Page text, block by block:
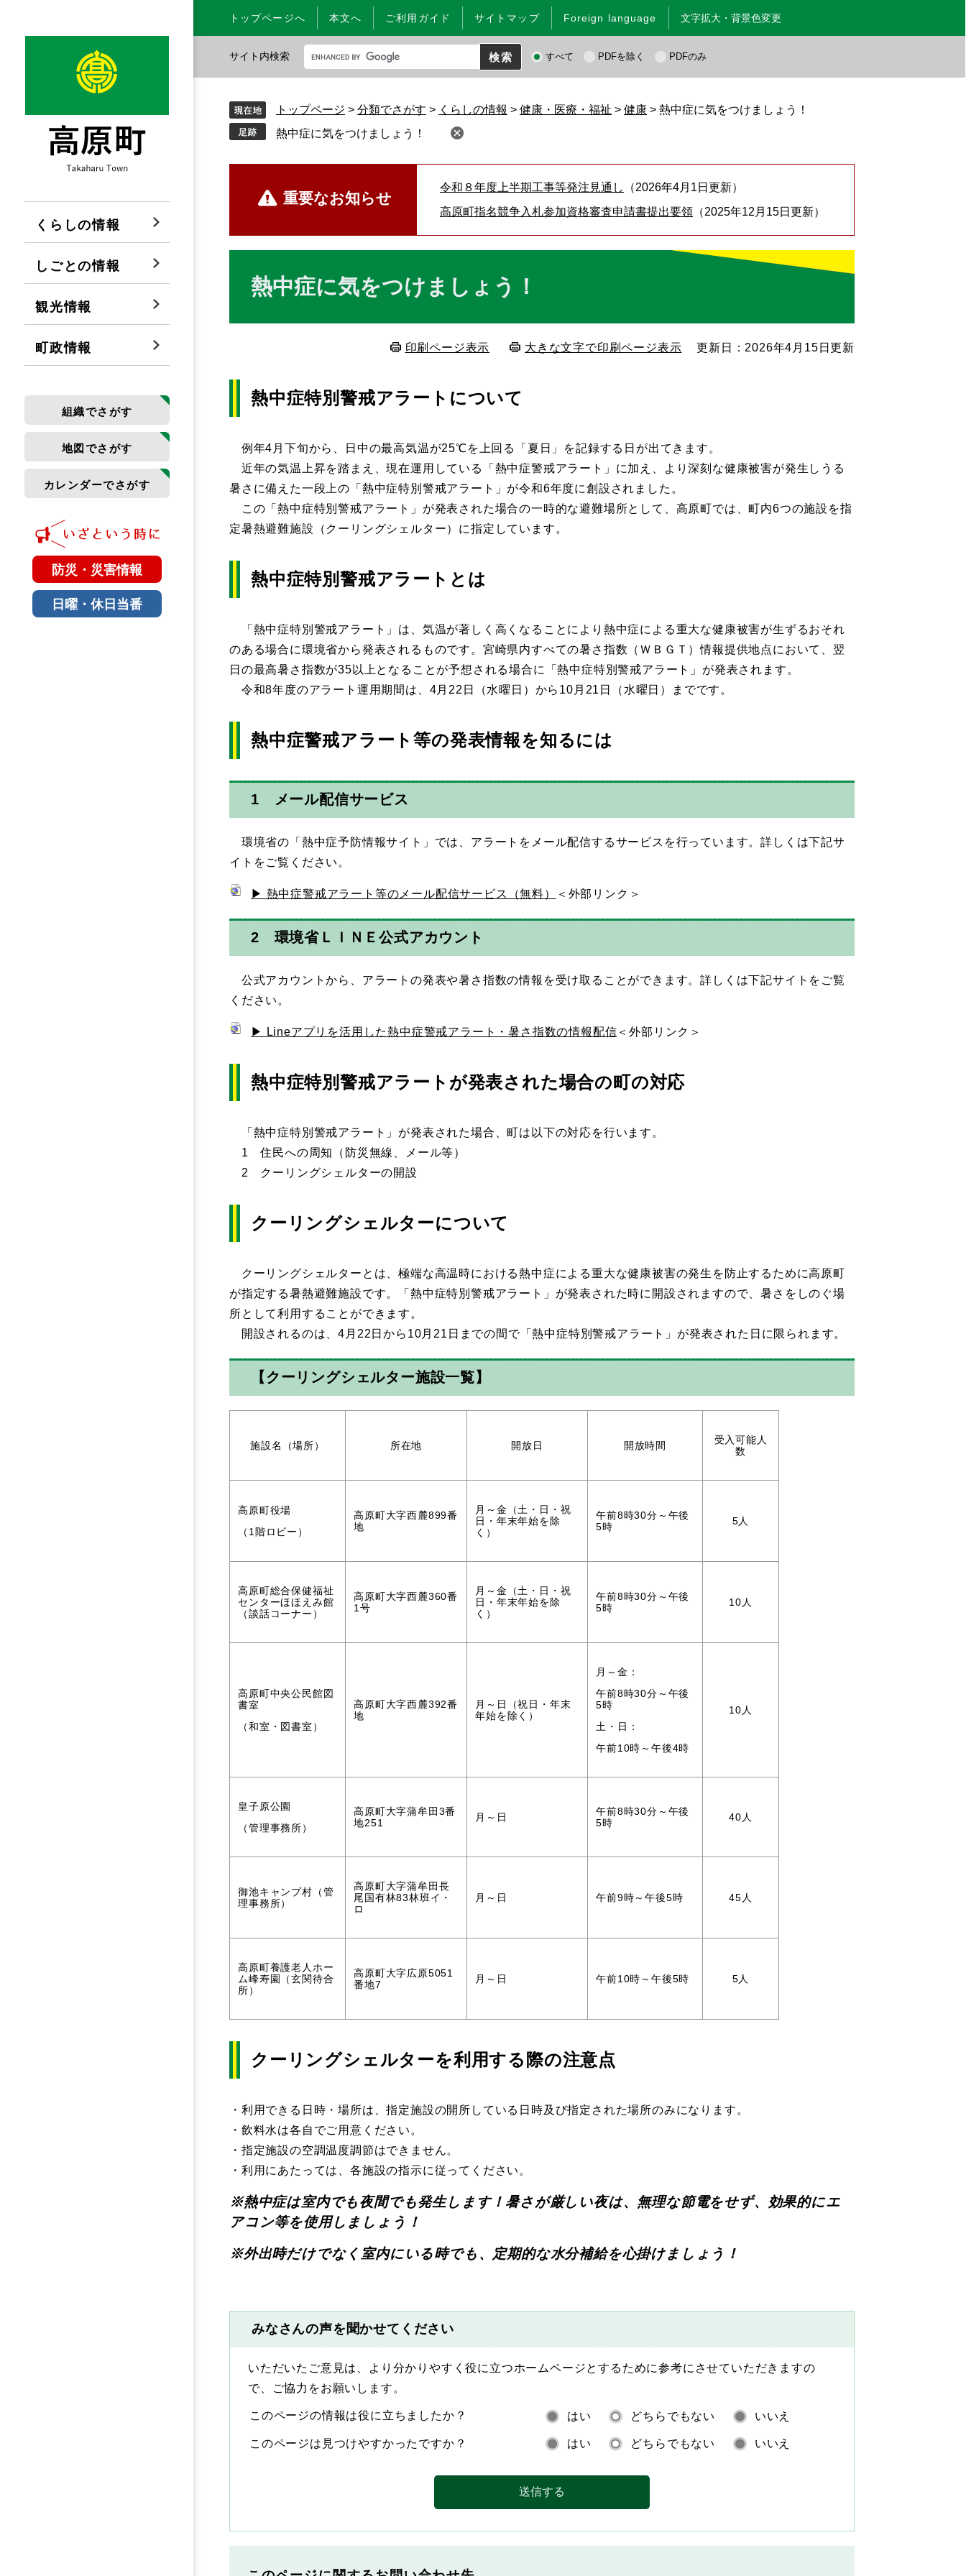
くらしの情報
しごとの情報
観光情報
町政情報
組織でさがす
地図でさがす
カレンダーでさがす
防災・災害情報
日曜・休日当番
トップページへ 本文へ ご利用ガイド サイトマップ Foreign language 文字拡大・背景色変更
サイト内検索
G
o
e
ム
検
検
象
すべて PDFを除く PDFのみ
トップページ > 分類でさがす > くらしの情報 > 健康・医療・福祉 > 健康 > 熱中症に気をつけましょう！
熱中症に気をつけましょう！
重要なお知らせ
令和８年度上半期工事等発注見通し
2026年4月1日更新
高原町指名競争入札参加資格審査申請書提出要領
2025年12月15日更新
熱中症に気をつけましょう！
印刷ページ表示 大きな文字で印刷ページ表示 更新日：2026年4月15日更新
熱中症特別警戒アラートについて
例年4月下旬から、日中の最高気温が25℃を上回る「夏日」を記録する日が出てきます。
近年の気温上昇を踏まえ、現在運用している「熱中症警戒アラート」に加え、より深刻な健康被害が発生しうる
暑さに備えた一段上の「熱中症特別警戒アラート」が令和6年度に創設されました。
この「熱中症特別警戒アラート」が発表された場合の一時的な避難場所として、高原町では、町内6つの施設を指
定暑熱避難施設（クーリングシェルター）に指定しています。
熱中症特別警戒アラートとは
「熱中症特別警戒アラート」は、気温が著しく高くなることにより熱中症による重大な健康被害が生ずるおそれ
のある場合に環境省から発表されるものです。宮崎県内すべての暑さ指数（ＷＢＧＴ）情報提供地点において、翌
日の最高暑さ指数が35以上となることが予想される場合に「熱中症特別警戒アラート」が発表されます。
令和8年度のアラート運用期間は、4月22日（水曜日）から10月21日（水曜日）までです。
熱中症警戒アラート等の発表情報を知るには
1 メール配信サービス
環境省の「熱中症予防情報サイト」では、アラートをメール配信するサービスを行っています。詳しくは下記サ
イトをご覧ください。
▶ 熱中症警戒アラート等のメール配信サービス（無料） ＜外部リンク＞
2 環境省ＬＩＮＥ公式アカウント
公式アカウントから、アラートの発表や暑さ指数の情報を受け取ることができます。詳しくは下記サイトをご覧
ください。
▶ Lineアプリを活用した熱中症警戒アラート・暑さ指数の情報配信 ＜外部リンク＞
熱中症特別警戒アラートが発表された場合の町の対応
「熱中症特別警戒アラート」が発表された場合、町は以下の対応を行います。
1 住民への周知（防災無線、メール等）
2 クーリングシェルターの開設
クーリングシェルターについて
クーリングシェルターとは、極端な高温時における熱中症による重大な健康被害の発生を防止するために高原町
が指定する暑熱避難施設です。「熱中症特別警戒アラート」が発表された時に開設されますので、暑さをしのぐ場
所として利用することができます。
開設されるのは、4月22日から10月21日までの間で「熱中症特別警戒アラート」が発表された日に限られます。
【クーリングシェルター施設一覧】
施設名（場所） 所在地 開放日 開放時間
受入可能人
数
高原町役場
（1階ロビー）
高原町大字西麓899番
地
月～金（土・日・祝
日・年末年始を除
く）
午前8時30分～午後
5時
5人
高原町総合保健福祉
センターほほえみ館
（談話コーナー）
高原町大字西麓360番
1号
月～金（土・日・祝
日・年末年始を除
く）
午前8時30分～午後
5時
10人
高原町中央公民館図
書室
（和室・図書室）
高原町大字西麓392番
地
月～日（祝日・年末
年始を除く）
月～金：
午前8時30分～午後
5時
土・日：
午前10時～午後4時
10人
皇子原公園
（管理事務所）
高原町大字蒲牟田3番
地251
月～日
午前8時30分～午後
5時
40人
御池キャンプ村（管
理事務所）
高原町大字蒲牟田長
尾国有林83林班イ・
ロ
月～日 午前9時～午後5時 45人
高原町養護老人ホー
ム峰寿園（玄関待合
所）
高原町大字広原5051
番地7
月～日 午前10時～午後5時 5人
クーリングシェルターを利用する際の注意点
・利用できる日時・場所は、指定施設の開所している日時及び指定された場所のみになります。
・飲料水は各自でご用意ください。
・指定施設の空調温度調節はできません。
・利用にあたっては、各施設の指示に従ってください。
※熱中症は室内でも夜間でも発生します！暑さが厳しい夜は、無理な節電をせず、効果的にエ
アコン等を使用しましょう！
※外出時だけでなく室内にいる時でも、定期的な水分補給を心掛けましょう！
みなさんの声を聞かせてください
いただいたご意見は、より分かりやすく役に立つホームページとするために参考にさせていただきますの
で、ご協力をお願いします。
このページの情報は役に立ちましたか？ はい どちらでもない いいえ
このページは見つけやすかったですか？ はい どちらでもない いいえ